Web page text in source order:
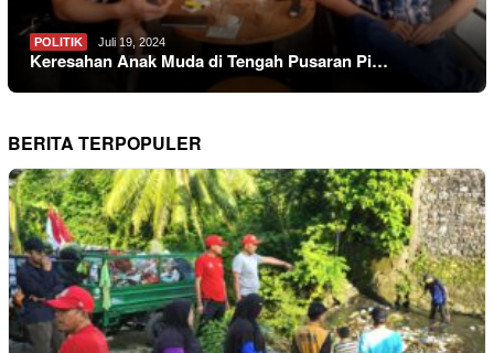
POLITIK Juli 19, 2024
Keresahan Anak Muda di Tengah Pusaran Pi…
BERITA TERPOPULER